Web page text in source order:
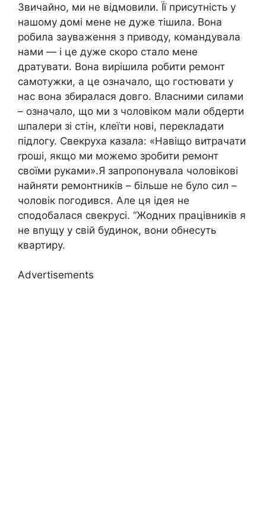
Звичайно, ми не відмовили. Її присутність у
нашому домі мене не дуже тішила. Вона
робила зауваження з приводу, командувала
нами — і це дуже скоро стало мене
дратувати. Вона вирішила робити ремонт
самотужки, а це означало, що гостювати у
нас вона збиралася довго. Власними силами
– означало, що ми з чоловіком мали обдерти
шпалери зі стін, клеїти нові, перекладати
підлогу. Свекруха казала: «Навіщо витрачати
rроші, якщо ми можемо зробити ремонт
своїми руками».Я запропонувала чоловікові
найняти ремонтників – більше не було сил –
чоловік погодився. Але ця ідея не
сподобалася свекрусі. “Жодних працівників я
не впущу у свій будинок, вони обнесуть
квартиру.
Advertisements